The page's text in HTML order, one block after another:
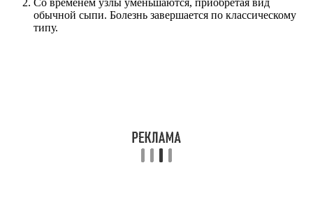
обычной сыпи. Болезнь завершается по классическому
типу.